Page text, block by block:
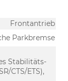
Frontantrieb
Parkbremse
Stabilitäts-
CTS/ETS),